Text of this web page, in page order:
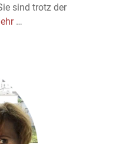
sind trotz der
…